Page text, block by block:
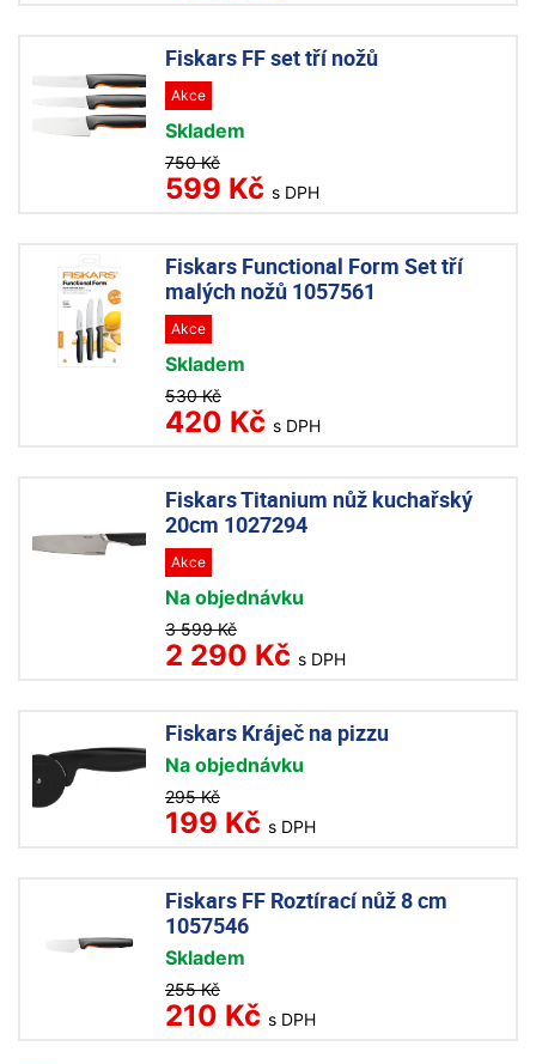
Fiskars FF set tří nožů
Akce
Skladem
750 Kč
599 Kč s DPH
Fiskars Functional Form Set tří
malých nožů 1057561
Akce
Skladem
530 Kč
420 Kč s DPH
Fiskars Titanium nůž kuchařský
20cm 1027294
Akce
Na objednávku
3 599 Kč
2 290 Kč s DPH
Fiskars Kráječ na pizzu
Na objednávku
295 Kč
199 Kč s DPH
Fiskars FF Roztírací nůž 8 cm
1057546
Skladem
255 Kč
210 Kč s DPH